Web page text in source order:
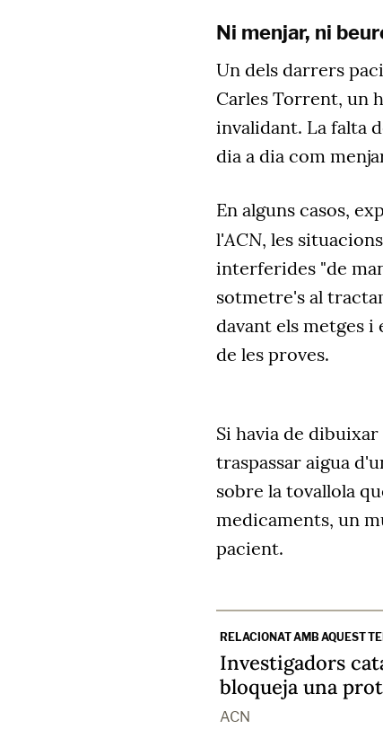
Ni menjar, ni
Un dels darrers
Carles Torrent, un
invalidant. La falta
dia a dia com
En alguns casos,
l'ACN, les
interferides "de
sotmetre's al
davant els metges i
de les proves.
Si havia de
traspassar aigua
sobre la tovallola
medicaments, un
pacient.
RELACIONAT AMB AQUEST
Investigadors
bloqueja una
ACN